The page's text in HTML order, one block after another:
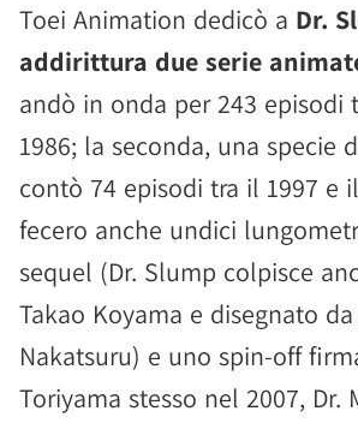
Toei Animation dedicò a Dr.
addirittura due serie
andò in onda per 243 episodi
1986; la seconda, una specie
contò 74 episodi tra il 1997 e
fecero anche undici
sequel (Dr. Slump colpisce
Takao Koyama e disegnato
Nakatsuru) e uno spin-off
Toriyama stesso nel 2007, Dr.